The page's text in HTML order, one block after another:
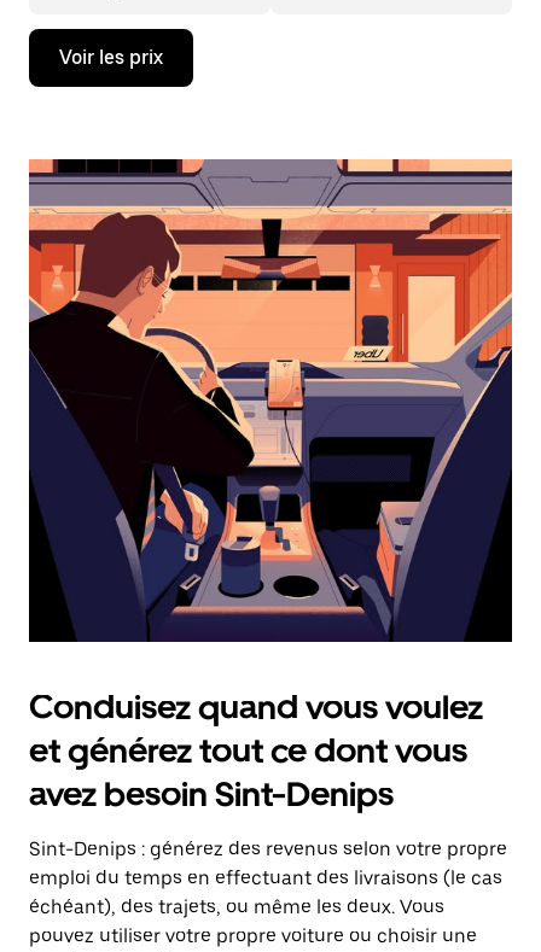
Appuyez
la
bas
ouvrir
le
calendrier
sélectionner
une
date.
Appuyez
sur
touche
pour
fermer
le
calendrier.
Voir les prix
Conduisez quand vous voulez
et générez tout ce dont vous
avez besoin Sint-Denips
Sint-Denips : générez des revenus selon votre propre
emploi du temps en effectuant des livraisons (le cas
échéant), des trajets, ou même les deux. Vous
pouvez utiliser votre propre voiture ou choisir une